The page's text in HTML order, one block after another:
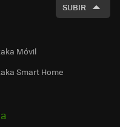
SUBIR
Móvil
Smart Home